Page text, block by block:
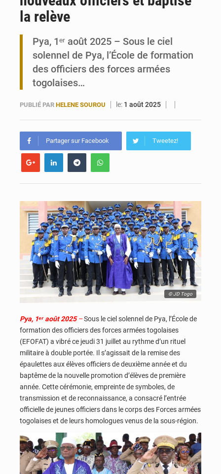
la relève
Pya, 1ᵉʳ août 2025 – Sous le ciel
solennel de Pya, l’École de formation
des officiers des forces armées
togolaises…
PUBLIÉ PAR HELENE SOUROU le: 1 août 2025
Partager sur Facebook Tweetez!
© JD Togo
Pya, 1ᵉʳ août 2025–Sous le ciel solennel de Pya, l’École de
formation des officiers des forces armées togolaises
(EFOFAT) a vibré ce jeudi 31 juillet au rythme d’un rituel
militaire à double portée. Il s’agissait de la remise des
épaulettes aux élèves officiers de deuxième année et du
baptême de la nouvelle promotion d’élèves de première
année. Cette cérémonie, empreinte de symboles, de
transmission et de reconnaissance, a consacré l’entrée
officielle de jeunes officiers dans le corps des Forces armées
togolaises et de leurs homologues venus de la sous-région.